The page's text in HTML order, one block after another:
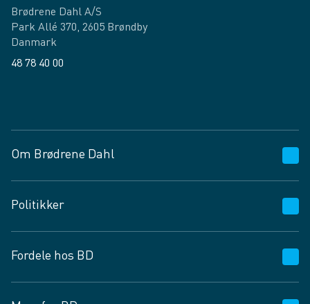
Brødrene Dahl A/S
Park Allé 370, 2605 Brøndby
Danmark
48 78 40 00
Om Brødrene Dahl
Vagttelefon 30 10 89 89
Spørgsmål og svar
Job og karriere
Fødevarekontrolrapport
Politikker
Privatlivspolitik
Cookies
Fordele hos BD